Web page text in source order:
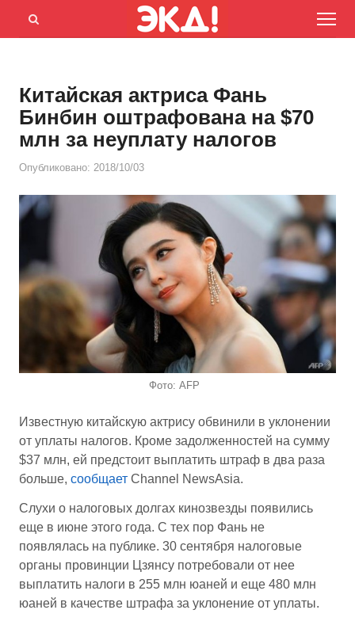
Menu
Открыть
Китайская актриса Фань
Бинбин оштрафована на $70
млн за неуплату налогов
Опубликовано: 2018/10/03
Фото: AFP
Известную китайскую актрису обвинили в уклонении
от уплаты налогов. Кроме задолженностей на сумму
$37 млн, ей предстоит выплатить штраф в два раза
больше, сообщает Channel NewsAsia.
Слухи о налоговых долгах кинозвезды появились
еще в июне этого года. С тех пор Фань не
появлялась на публике. 30 сентября налоговые
органы провинции Цзянсу потребовали от нее
выплатить налоги в 255 млн юаней и еще 480 млн
юаней в качестве штрафа за уклонение от уплаты.